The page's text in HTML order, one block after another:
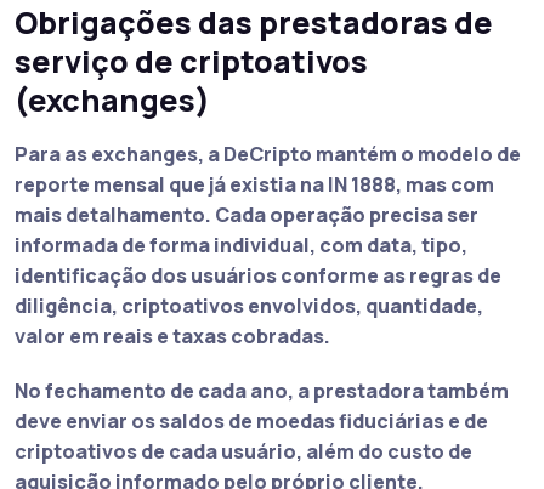
Obrigações das prestadoras de
serviço de criptoativos
(exchanges)
Para as exchanges, a DeCripto mantém o modelo de
reporte mensal que já existia na IN 1888, mas com
mais detalhamento. Cada operação precisa ser
informada de forma individual, com data, tipo,
identificação dos usuários conforme as regras de
diligência, criptoativos envolvidos, quantidade,
valor em reais e taxas cobradas.
No fechamento de cada ano, a prestadora também
deve enviar os saldos de moedas fiduciárias e de
criptoativos de cada usuário, além do custo de
aquisição informado pelo próprio cliente.